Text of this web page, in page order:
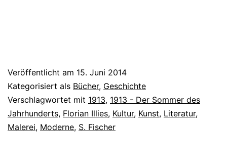
Veröffentlicht am 15. Juni 2014
Kategorisiert als Bücher, Geschichte
Verschlagwortet mit 1913, 1913 - Der Sommer des
Jahrhunderts, Florian Illies, Kultur, Kunst, Literatur,
Malerei, Moderne, S. Fischer